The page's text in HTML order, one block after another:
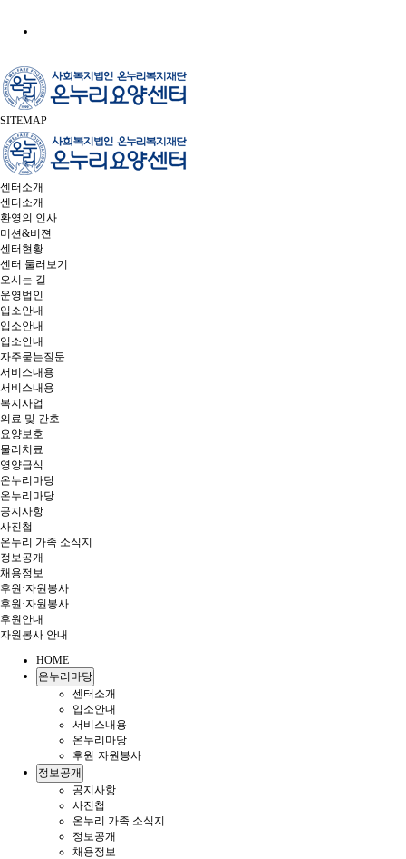
SITEMAP
센터소개
센터소개
환영의 인사
미션&비젼
센터현황
센터 둘러보기
오시는 길
운영법인
입소안내
입소안내
입소안내
자주묻는질문
서비스내용
서비스내용
복지사업
의료 및 간호
요양보호
물리치료
영양급식
온누리마당
온누리마당
공지사항
사진첩
온누리 가족 소식지
정보공개
채용정보
후원·자원봉사
후원·자원봉사
후원안내
자원봉사 안내
HOME
온누리마당
센터소개
입소안내
서비스내용
온누리마당
후원·자원봉사
정보공개
공지사항
사진첩
온누리 가족 소식지
정보공개
채용정보